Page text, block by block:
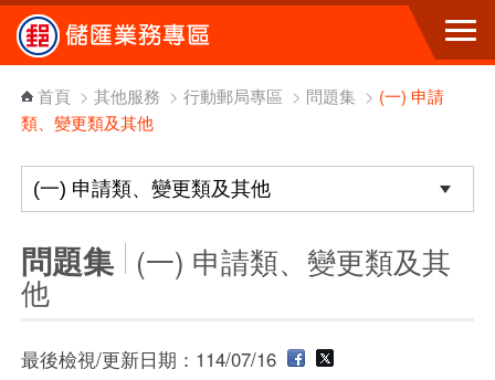
跳到主要內容區塊
首頁 > 其他服務 > 行動郵局專區 > 問題集> (一) 申請
類、變更類及其他
問題集 (一) 申請類、變更類及其
他
最後檢視/更新日期：114/07/16